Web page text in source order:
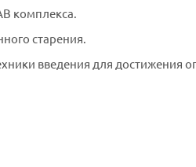
комплекса.
старения.
введения для достижения